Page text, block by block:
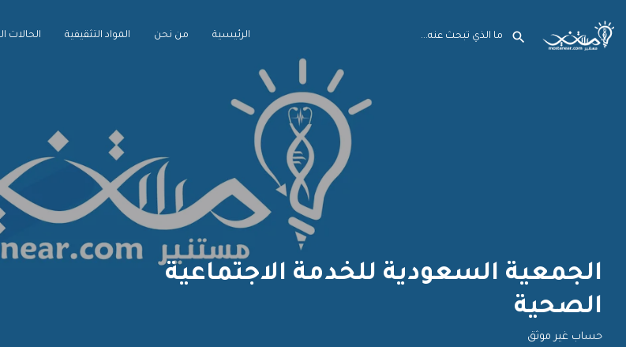
الرئيسية من نحن المواد التثقيفية الحالات
الجمعية السعودية للخدمة الاجتماعية
الصحية
حساب غير موثق